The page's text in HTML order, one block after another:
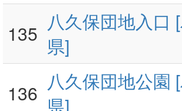
135 八久保団地入口
県]
136 八久保団地公園
県]